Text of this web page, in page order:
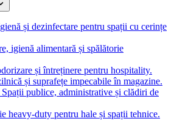
și dezinfectare pentru spații cu cerințe
igienă alimentară și spălătorie
și întreținere pentru hospitality.
și suprafețe impecabile în magazine.
Spații publice, administrative și clădiri de
heavy-duty pentru hale și spații tehnice.